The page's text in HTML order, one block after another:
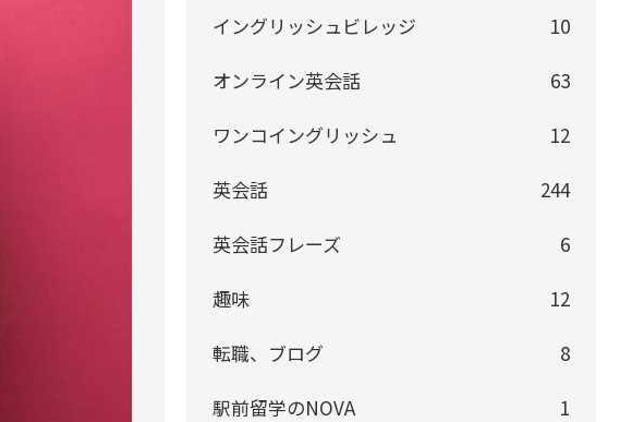
イングリッシュビレッジ
10
オンライン英会話
63
ワンコイングリッシュ
12
英会話
244
英会話フレーズ
6
趣味
12
転職、ブログ
8
駅前留学のNOVA
1